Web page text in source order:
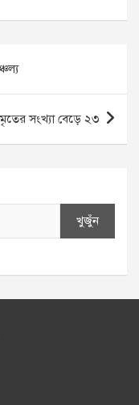
সংখ্যা বেড়ে ২৩
খুজুঁন